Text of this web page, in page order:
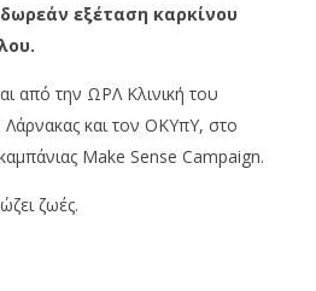
εξέταση καρκίνου
από την ΩΡΛ Κλινική του
και τον ΟΚΥπΥ, στο
Make Sense Campaign.
ζωές.